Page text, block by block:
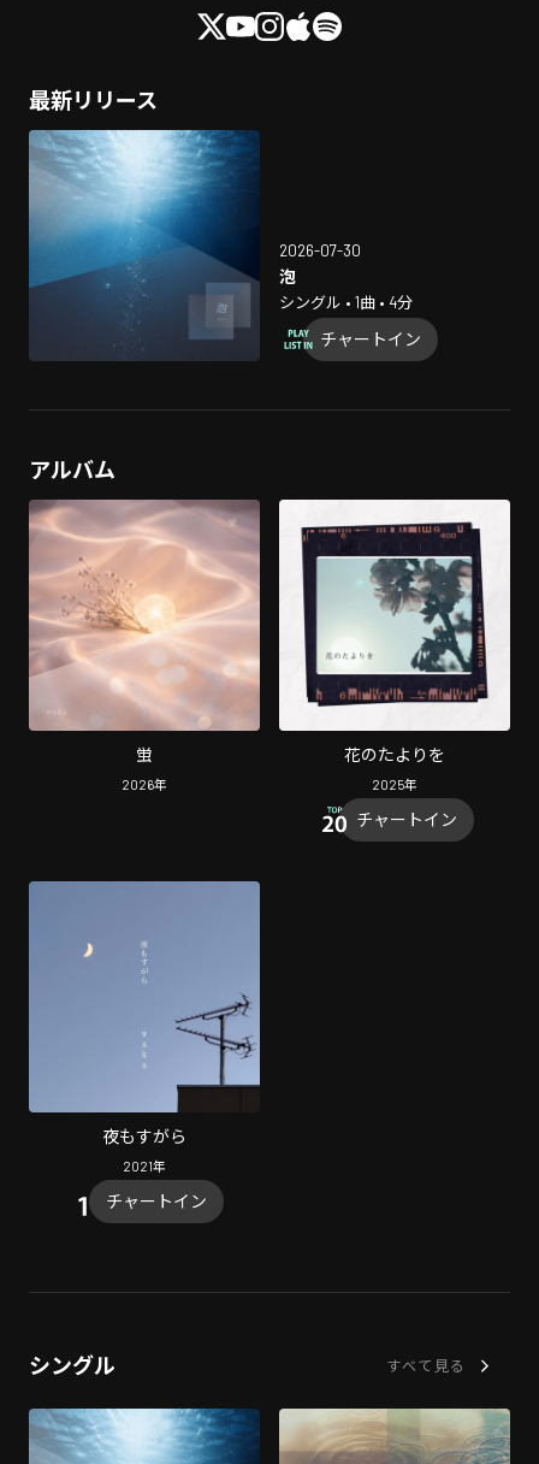
最新リリース
2026-07-30
泡
シングル • 1曲 • 4分
チャートイン
アルバム
蛍
2026年
花のたよりを
2025年
チャートイン
夜もすがら
2021年
チャートイン
シングル すべて見る